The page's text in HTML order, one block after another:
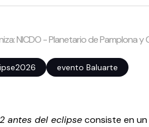
NICDO - Planetario de Pamplona
evento Baluarte
antes del eclipseconsiste en